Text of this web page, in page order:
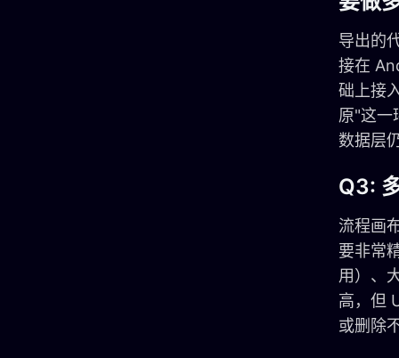
导出的
接在
础上接
原"这一
数据层
Q3:
流程画
要非常
用）、
高，但
或删除